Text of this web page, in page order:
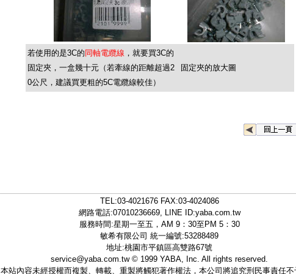
若使用的是3C的 同軸電纜線 ，就要買3C的
固定夾，一盒幾十元（若牽線的距離超過2
0公尺，建議買更粗的5C電纜線較佳）
固定夾的放大圖
TEL:03-4021676FAX:03-4024086
網路電話:07010236669, LINE ID:yaba.com.tw
服務時間:星期一至五，AM 9：30至PM 5：30
敏希有限公司 統一編號:53288489
地址:桃園市平鎮區高雙路67號
service@yaba.com.tw© 1999 YABA, Inc. All rights reserved.
本站內容未經授權而複製、轉載、重製將觸犯著作權法，本公司將追究刑民事責任不